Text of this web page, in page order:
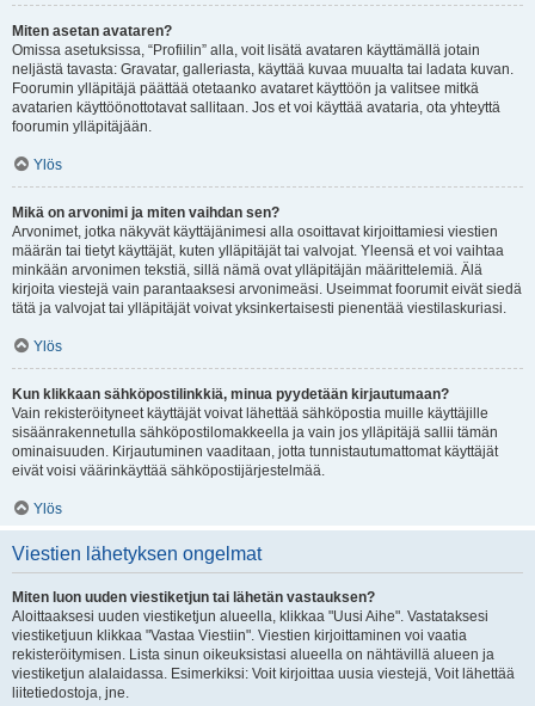
Miten asetan avataren?
Omissa asetuksissa, “Profiilin” alla, voit lisätä avataren käyttämällä jotain
neljästä tavasta: Gravatar, galleriasta, käyttää kuvaa muualta tai ladata kuvan.
Foorumin ylläpitäjä päättää otetaanko avataret käyttöön ja valitsee mitkä
avatarien käyttöönottotavat sallitaan. Jos et voi käyttää avataria, ota yhteyttä
foorumin ylläpitäjään.
Ylös
Mikä on arvonimi ja miten vaihdan sen?
Arvonimet, jotka näkyvät käyttäjänimesi alla osoittavat kirjoittamiesi viestien
määrän tai tietyt käyttäjät, kuten ylläpitäjät tai valvojat. Yleensä et voi vaihtaa
minkään arvonimen tekstiä, sillä nämä ovat ylläpitäjän määrittelemiä. Älä
kirjoita viestejä vain parantaaksesi arvonimeäsi. Useimmat foorumit eivät siedä
tätä ja valvojat tai ylläpitäjät voivat yksinkertaisesti pienentää viestilaskuriasi.
Ylös
Kun klikkaan sähköpostilinkkiä, minua pyydetään kirjautumaan?
Vain rekisteröityneet käyttäjät voivat lähettää sähköpostia muille käyttäjille
sisäänrakennetulla sähköpostilomakkeella ja vain jos ylläpitäjä sallii tämän
ominaisuuden. Kirjautuminen vaaditaan, jotta tunnistautumattomat käyttäjät
eivät voisi väärinkäyttää sähköpostijärjestelmää.
Ylös
Viestien lähetyksen ongelmat
Miten luon uuden viestiketjun tai lähetän vastauksen?
Aloittaaksesi uuden viestiketjun alueella, klikkaa "Uusi Aihe". Vastataksesi
viestiketjuun klikkaa "Vastaa Viestiin". Viestien kirjoittaminen voi vaatia
rekisteröitymisen. Lista sinun oikeuksistasi alueella on nähtävillä alueen ja
viestiketjun alalaidassa. Esimerkiksi: Voit kirjoittaa uusia viestejä, Voit lähettää
liitetiedostoja, jne.